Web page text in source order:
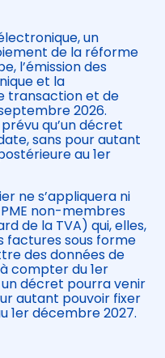
un
de la réforme
l’émission des
et la
transaction et de
2026.
qu’un décret
sans pour autant
au 1er
ne s’appliquera ni
non-membres
de la TVA) qui, elles,
factures sous forme
des données de
compter du 1er
décret pourra venir
autant pouvoir fixer
1er décembre 2027.